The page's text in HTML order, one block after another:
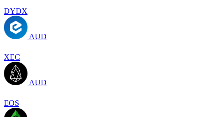
DYDX
AUD
XEC
AUD
EOS